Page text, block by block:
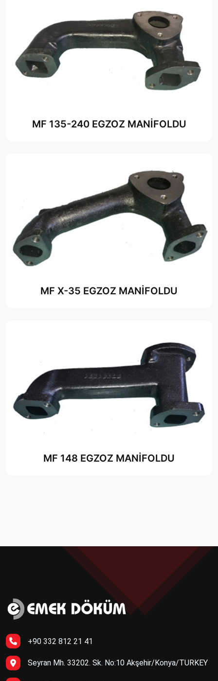
MF 135-240 EGZOZ MANİFOLDU
MF X-35 EGZOZ MANİFOLDU
MF 148 EGZOZ MANİFOLDU
+90 332 812 21 41
Seyran Mh. 33202. Sk. No:10 Akşehir/Konya/TURKEY